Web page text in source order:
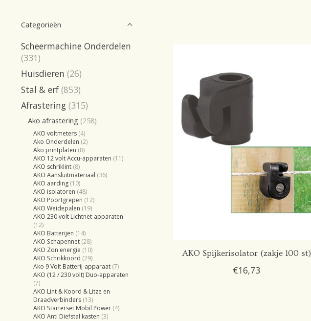
Categorieën
Scheermachine Onderdelen
(331)
Huisdieren (26)
Stal & erf (853)
Afrastering (315)
Ako afrastering (258)
AKO voltmeters (4)
Ako Onderdelen (2)
Ako printplaten (8)
AKO 12 volt Accu-apparaten (11)
AKO schriklint (8)
AKO Aansluitmateriaal (36)
AKO aarding (10)
AKO isolatoren (48)
AKO Poortgrepen (12)
AKO Weidepalen (19)
AKO 230 volt Lichtnet-apparaten
(12)
AKO Batterijen (14)
AKO Schapennet (28)
AKO Zon energie (10)
AKO Schrikkoord (29)
Ako 9 Volt Batterij-apparaat (7)
AKO (12 / 230 volt) Duo-apparaten
(7)
AKO Lint & Koord & Litze en
Draadverbinders (13)
AKO Starterset Mobil Power (4)
AKO Anti Diefstal kasten (3)
AKO Spijkerisolator (zakje 100 st)
€16,73